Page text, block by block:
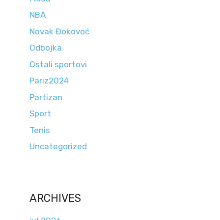
NBA
Novak Đokovoć
Odbojka
Ostali sportovi
Pariz2024
Partizan
Sport
Tenis
Uncategorized
ARCHIVES